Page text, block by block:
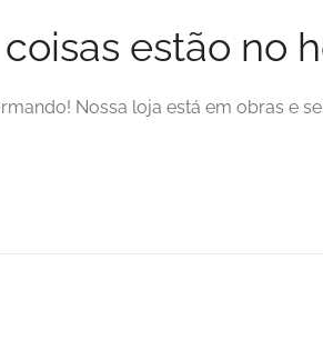
estão no
Nossa loja está em obras e